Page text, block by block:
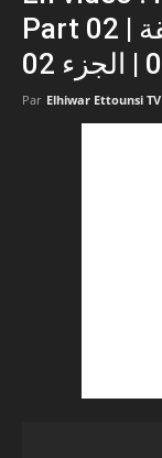
Part 02 | مسلسل مشاعر 02 | الحلقة
Par Elhiwar Ettounsi TV